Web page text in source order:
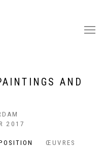
AND
2017
ŒUVRES